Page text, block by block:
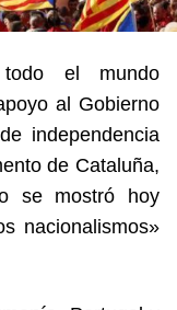
el mundo
al Gobierno
independencia
de Cataluña,
se mostró hoy
nacionalismos»